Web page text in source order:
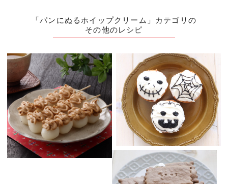
「パンにぬるホイップクリーム」カテゴリの
その他のレシピ